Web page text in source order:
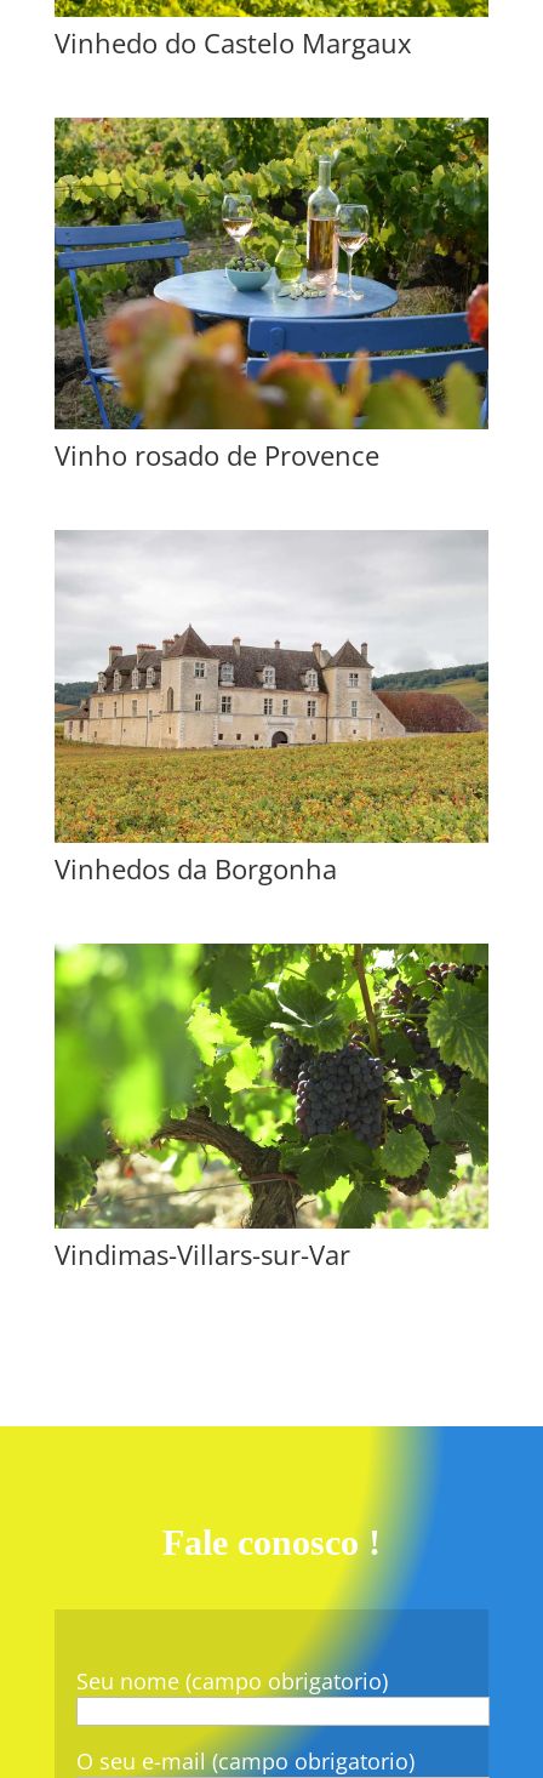
Vinhedo do Castelo Margaux
Vinho rosado de Provence
Vinhedos da Borgonha
Vindimas-Villars-sur-Var
Fale conosco !
Seu nome (campo obrigatorio)
O seu e-mail (campo obrigatorio)